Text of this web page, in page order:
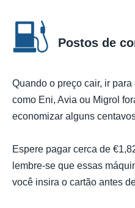
Postos de
Quando o preço cair, ir
como Eni, Avia ou Migrol
economizar alguns
Espere pagar cerca de
lembre-se que essas
você insira o cartão antes